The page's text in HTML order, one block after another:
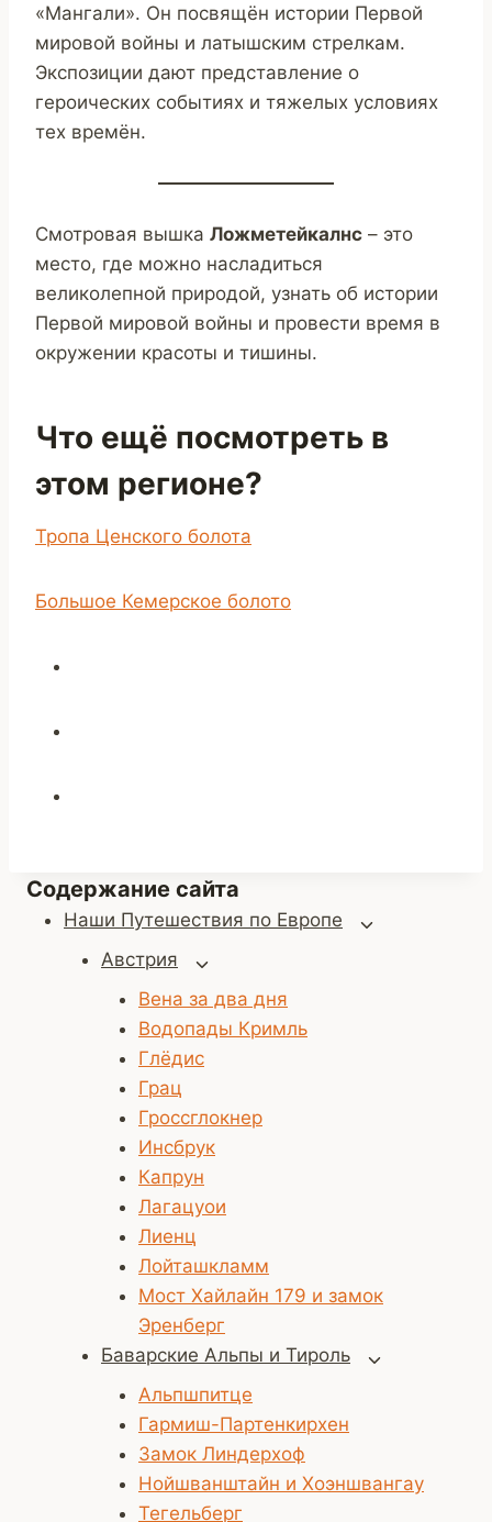
«Мангали». Он посвящён истории Первой
мировой войны и латышским стрелкам.
Экспозиции дают представление о
героических событиях и тяжелых условиях
тех времён.
Смотровая вышка Ложметейкалнс – это
место, где можно насладиться
великолепной природой, узнать об истории
Первой мировой войны и провести время в
окружении красоты и тишины.
Что ещё посмотреть в
этом регионе?
Тропа Ценского болота
Большое Кемерское болото
Содержание сайта
Наши Путешествия по Европе
Переключить
Австрия
Переключить
меню
Вена за два дня
Водопады Кримль
Глёдис
Грац
Гроссглокнер
Инсбрук
Капрун
Лагацуои
Лиенц
Лойташкламм
Мост Хайлайн 179 и замок
Эренберг
Баварские Альпы и Тироль
Альпшпитце
Гармиш-Партенкирхен
Замок Линдерхоф
Нойшванштайн и Хоэншвангау
Тегельберг